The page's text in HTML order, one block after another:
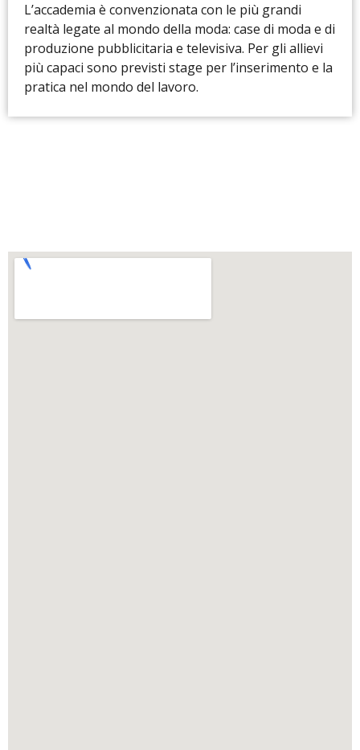
L’accademia è convenzionata con le più grandi
realtà legate al mondo della moda: case di moda e di
produzione pubblicitaria e televisiva. Per gli allievi
più capaci sono previsti stage per l’inserimento e la
pratica nel mondo del lavoro.